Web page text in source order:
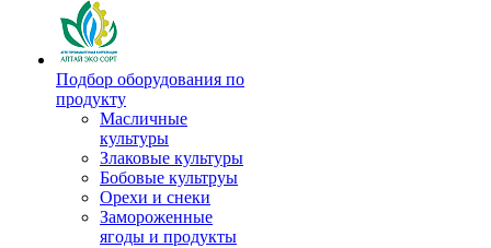
Подбор оборудования по
продукту
Масличные
культуры
Злаковые культуры
Бобовые культруы
Орехи и снеки
Замороженные
ягоды и продукты